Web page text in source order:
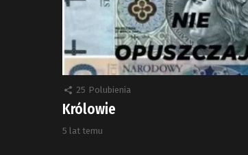
25 Polubienia
Królowie
5 lat temu